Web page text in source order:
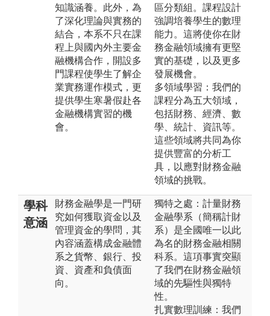
知識涵養。此外，為
了深化理論與實務的
結合，本系不只在課
程上與國內外主要金
融機構合作，開設多
門課程使學生了解企
業實務運作模式，更
提供學生寒暑假赴各
金融機構實習的機
會。
區分類組。課程設計
強調培養學生的數理
能力。這將使你在財
務金融領域擁有更堅
實的基礎，以及更多
發展機會。
多領域學習：我們的
課程分為五大領域，
包括財務、經濟、數
學、統計、資訊等。
這些領域將共同為你
提供豐富的分析工
具，以應對財務金融
領域的挑戰。
學科
意涵
財務金融學是一門研
究如何獲取資金以及
管理資金的學問，其
內容涵蓋構成金融體
系之貨幣、銀行、投
資、資產和負債面
向。
獨特之處：計量財務
金融學系（簡稱計財
系）是全國唯一以此
為名的財務金融相關
科系。這項事實突顯
了我們在財務金融領
域的先驅性與獨特
性。
扎實數理訓練：我們